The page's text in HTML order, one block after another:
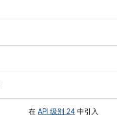
在 API 级别 24 中引入